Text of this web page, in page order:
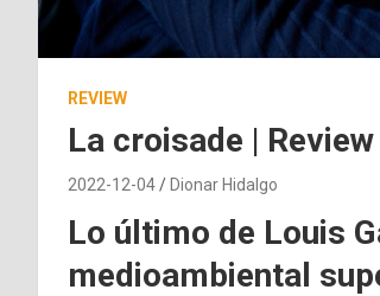
REVIEW
La croisade | Review
2022-12-04 Dionar Hidalgo
Lo último de Louis
medioambiental